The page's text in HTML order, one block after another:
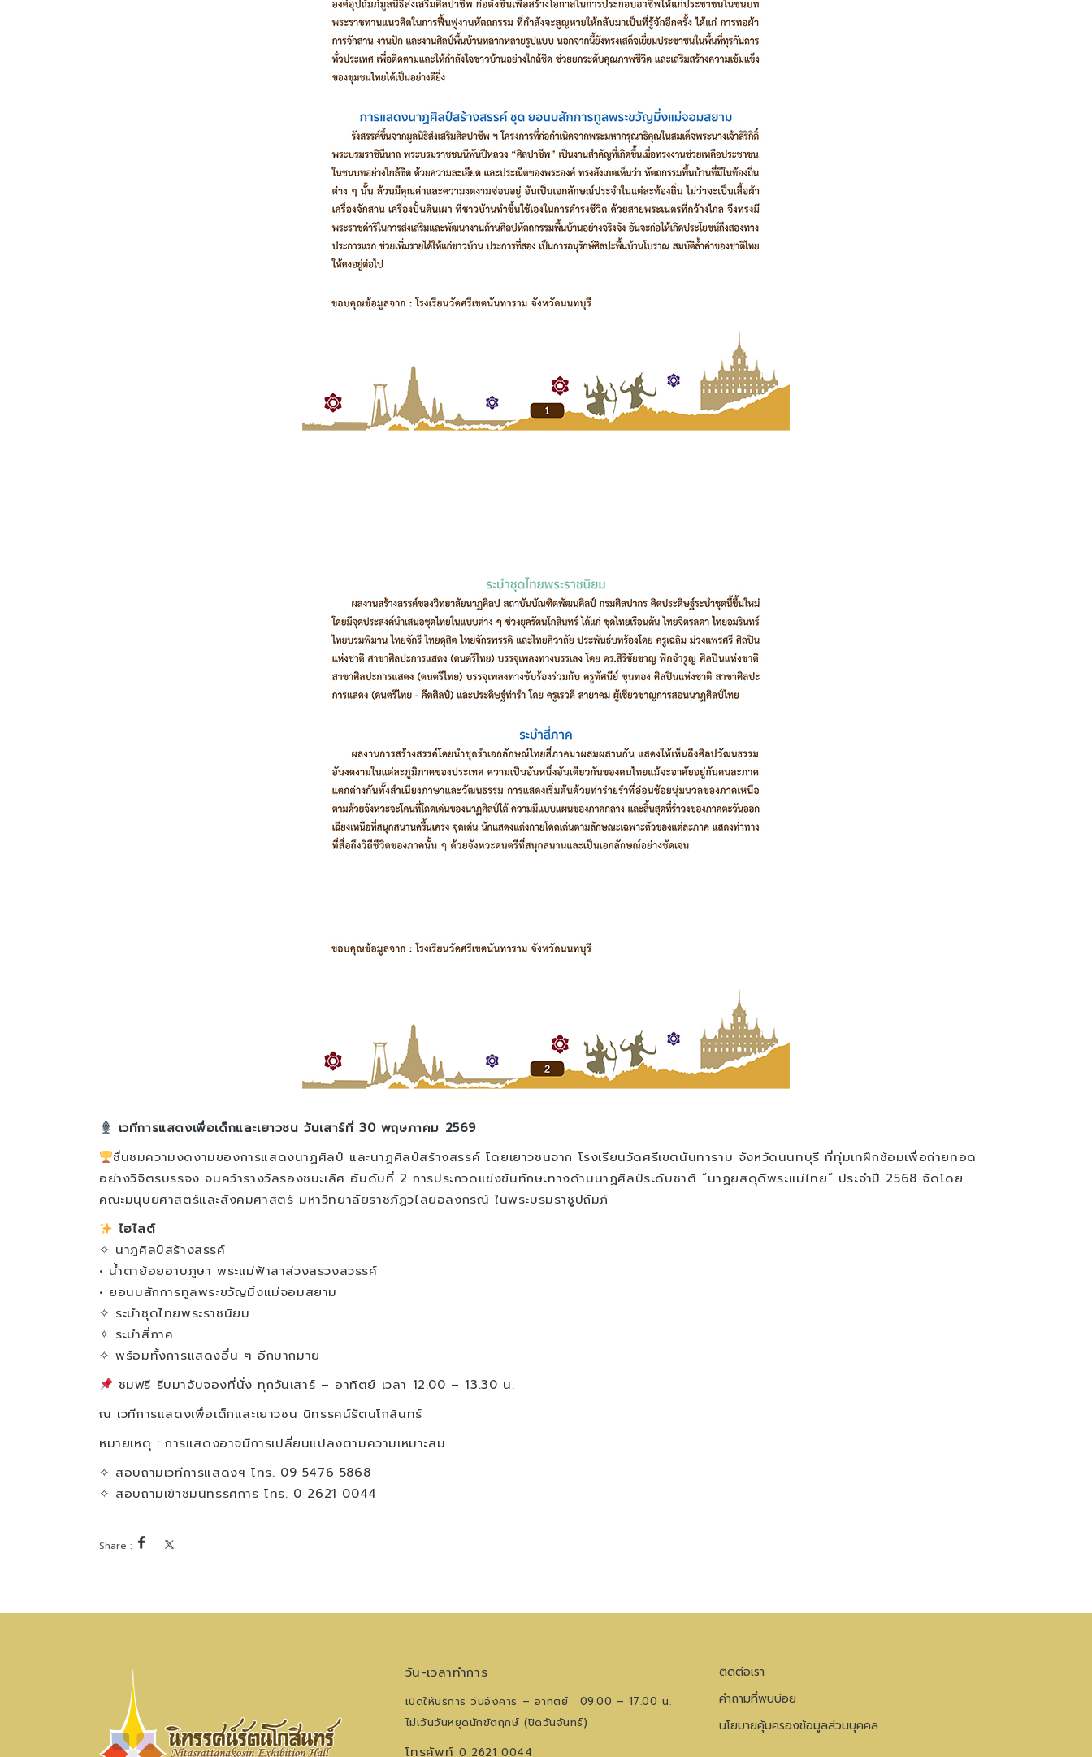
เวทีการแสดงเพื่อเด็กและเยาวชน วันเสาร์ที่ 30 พฤษภาคม 2569
ชื่นชมความงดงามของการแสดงนาฏศิลป์ และนาฏศิลป์สร้างสรรค์ โดยเยาวชนจาก โรงเรียนวัดศรีเขตนันทาราม จังหวัดนนทบุรี ที่ทุ่มเทฝึกซ้อมเพื่อถ่ายทอด
อย่างวิจิตรบรรจง จนคว้ารางวัลรองชนะเลิศ อันดับที่ 2 การประกวดแข่งขันทักษะทางด้านนาฏศิลป์ระดับชาติ “นาฏยสดุดีพระแม่ไทย” ประจำปี 2568 จัดโดย
คณะมนุษยศาสตร์และสังคมศาสตร์ มหาวิทยาลัยราชภัฏวไลยอลงกรณ์ ในพระบรมราชูปถัมภ์
ไฮไลต์
✧ นาฏศิลป์สร้างสรรค์
• น้ำตาย้อยอาบภูษา พระแม่ฟ้าลาล่วงสรวงสวรรค์
• ยอนบสักการทูลพระขวัญมิ่งแม่จอมสยาม
✧ ระบำชุดไทยพระราชนิยม
✧ ระบำสี่ภาค
✧ พร้อมทั้งการแสดงอื่น ๆ อีกมากมาย
ชมฟรี รีบมาจับจองที่นั่ง ทุกวันเสาร์ – อาทิตย์ เวลา 12.00 – 13.30 น.
ณ เวทีการแสดงเพื่อเด็กและเยาวชน นิทรรศน์รัตนโกสินทร์
หมายเหตุ : การแสดงอาจมีการเปลี่ยนแปลงตามความเหมาะสม
✧ สอบถามเวทีการแสดงฯ โทร. 09 5476 5868
✧ สอบถามเข้าชมนิทรรศการ โทร. 0 2621 0044
วัน-เวลาทำการ
เปิดให้บริการ วันอังคาร – อาทิตย์ : 09.00 – 17.00 น.
ไม่เว้นวันหยุดนักขัตฤกษ์ (ปิดวันจันทร์)
โทรศัพท์ 0 2621 0044
ติดต่อเรา
คำถามที่พบบ่อย
นโยบายคุ้มครองข้อมูลส่วนบุคคล